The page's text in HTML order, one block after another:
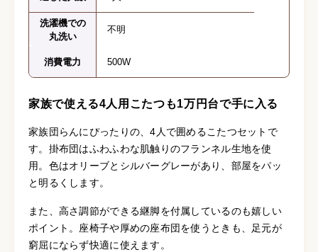
洗濯機での
丸洗い
不明
消費電力 500W
家族で使える4人用こたつも1万円台で手に入る
家族団らんにぴったりの、4人で囲めるこたつセットで
す。掛布団はふわふわな肌触りのフランネル生地を使
用。色はオリーブとシルバーグレーがあり、部屋をパッ
と明るくします。
また、高さ調節ができる継脚を付属しているのも嬉しい
ポイント。座椅子や厚めの座布団を使うときも、足元が
窮屈にならず快適に使えます。